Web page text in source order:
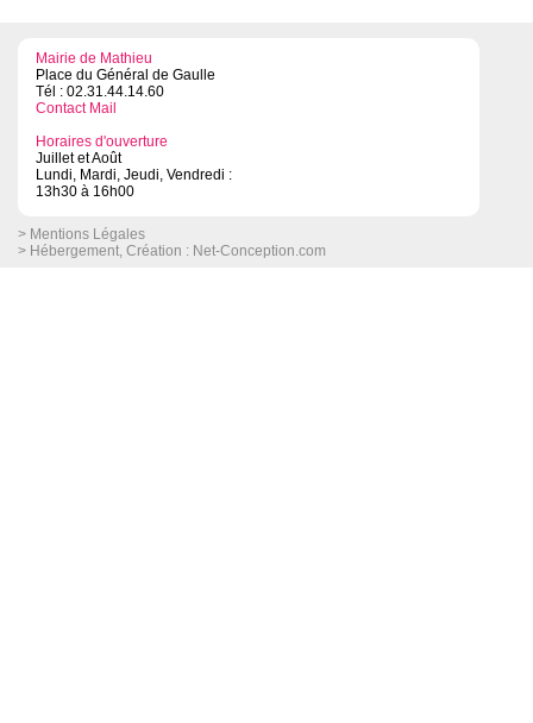
Mairie de Mathieu
Place du Général de Gaulle
Tél : 02.31.44.14.60
Contact Mail
Horaires d'ouverture
Juillet et Août
Lundi, Mardi, Jeudi, Vendredi :
13h30 à 16h00
> Mentions Légales
> Hébergement, Création : Net-Conception.com